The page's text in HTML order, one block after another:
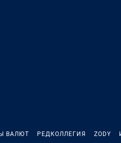
ВАЛЮТ РЕДКОЛЛЕГИЯ ZODY